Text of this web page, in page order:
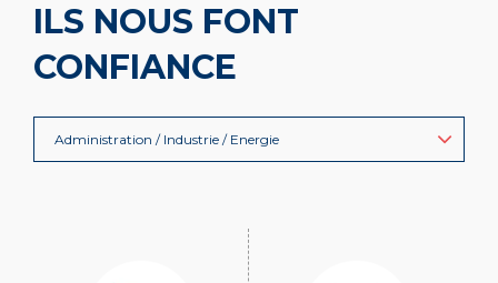
ILS NOUS FONT
CONFIANCE
Administration / Industrie / Energie